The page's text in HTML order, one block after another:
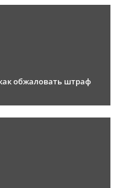
обжаловать штраф